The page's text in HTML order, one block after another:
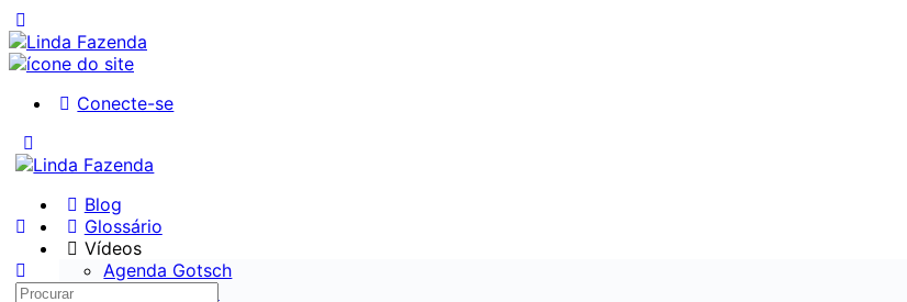
Conecte-se
Blog
Glossário
Vídeos
Agenda Gotsch